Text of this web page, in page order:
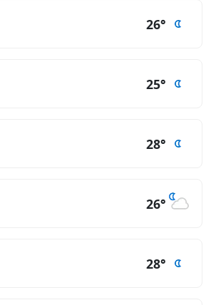
26°
25°
28°
26°
28°